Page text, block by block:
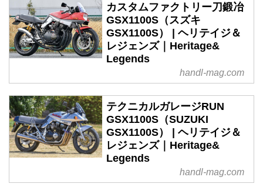
カスタムファクトリー刀鍛冶
GSX1100S（スズキ
GSX1100S） | ヘリテイジ＆
レジェンズ｜Heritage&
Legends
handl-mag.com
テクニカルガレージRUN
GSX1100S（SUZUKI
GSX1100S） | ヘリテイジ＆
レジェンズ｜Heritage&
Legends
handl-mag.com